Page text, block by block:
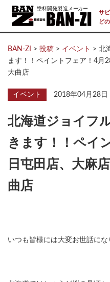
サ
ど
BAN-ZI > 投稿 > イベント > 北
ます！！ペイントフェア！4月
大曲店
イベント 2018年04月28日
北海道ジョイフ
きます！！ペイ
日屯田店、大麻
曲店
いつも皆様には大変お世話にな